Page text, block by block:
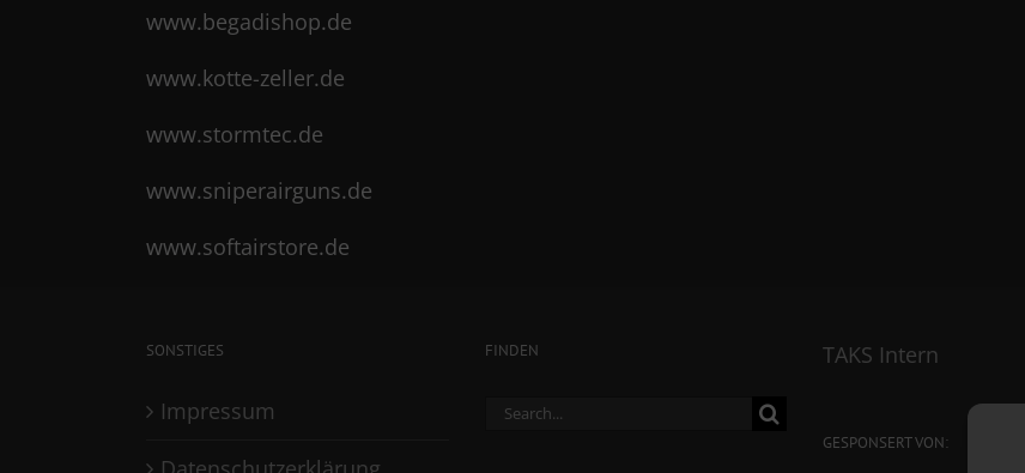
www.begadishop.de
www.kotte-zeller.de
www.stormtec.de
www.sniperairguns.de
www.softairstore.de
SONSTIGES
Impressum
FINDEN
Search
TAKS Intern
GESPONSERT VON: